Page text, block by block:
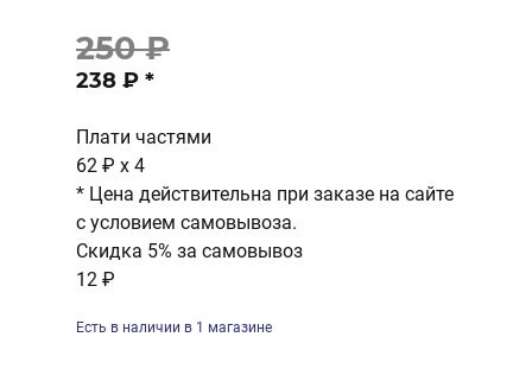
250 ₽
238 ₽ *
Плати частями
62 ₽ x 4
* Цена действительна при заказе на сайте
с условием самовывоза.
Скидка 5% за самовывоз
12 ₽
Есть в наличии в 1 магазине